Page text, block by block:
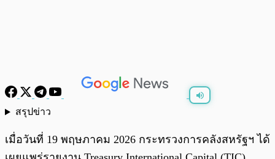
สรุปข่าว
เมื่อวันที่ 19 พฤษภาคม 2026 กระทรวงการคลังสหรัฐฯ ได้